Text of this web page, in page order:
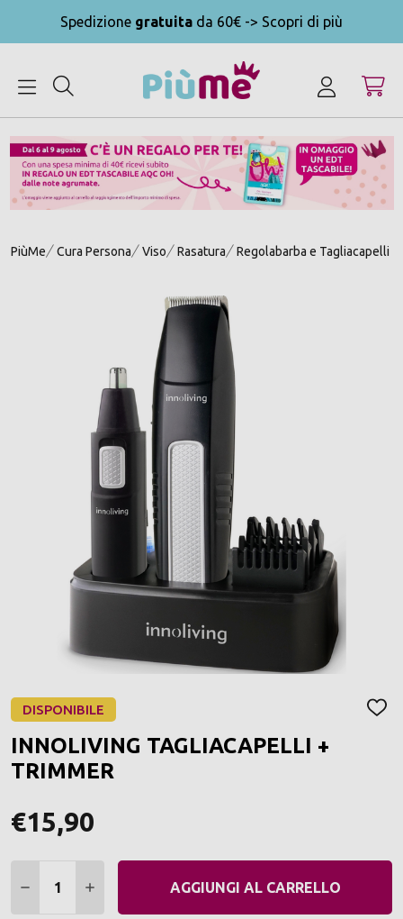
Spedizione gratuita da 60€ -> Scopri di più
PiùMe Cura Persona Viso Rasatura Regolabarba e Tagliacapelli
DISPONIBILE
INNOLIVING TAGLIACAPELLI +
TRIMMER
€15,90
DIMINUIRE QUANTITÀ:
AUMENTARE QUANTITÀ:
AGGIUNGI AL CARRELLO